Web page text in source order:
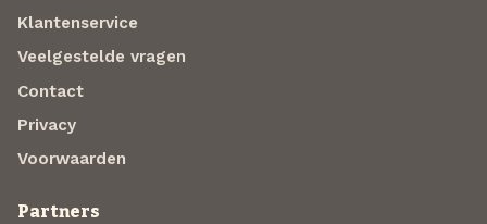
Klantenservice
Veelgestelde vragen
Contact
Privacy
Voorwaarden
Partners